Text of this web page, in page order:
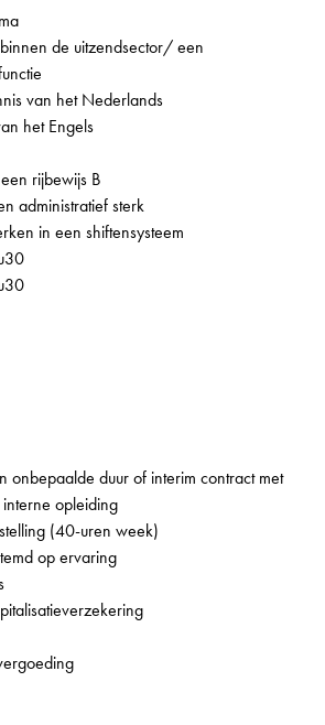
de uitzendsector/ een
van het Nederlands
het Engels
rijbewijs B
administratief sterk
in een shiftensysteem
onbepaalde duur of interim contract met
opleiding
(40-uren week)
op ervaring